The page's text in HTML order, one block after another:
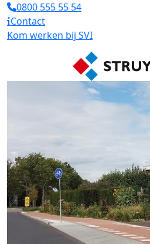
0800 555 55 54
Contact
Kom werken bij SVI